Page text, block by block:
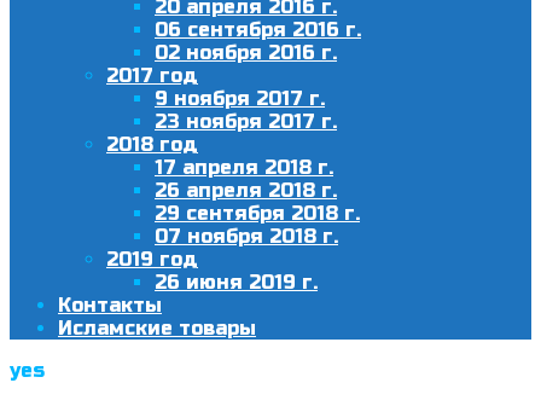
20 апреля 2016 г.
06 сентября 2016 г.
02 ноября 2016 г.
2017 год
9 ноября 2017 г.
23 ноября 2017 г.
2018 год
17 апреля 2018 г.
26 апреля 2018 г.
29 сентября 2018 г.
07 ноября 2018 г.
2019 год
26 июня 2019 г.
Контакты
Исламские товары
yes